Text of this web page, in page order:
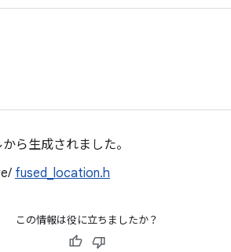
ら生成されました。
fused_location.h
この情報は役に立ちましたか？